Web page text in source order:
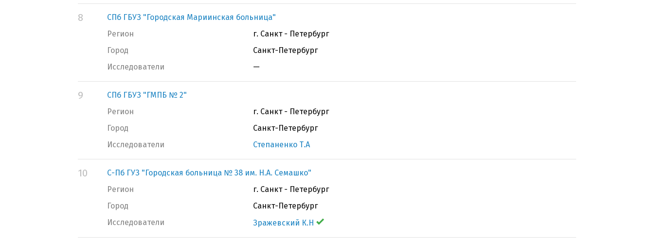
8
СПб ГБУЗ "Городская Мариинская больница"
Регион
г. Санкт - Петербург
Город
Санкт-Петербург
Исследователи
—
9
СПб ГБУЗ "ГМПБ № 2"
Регион
г. Санкт - Петербург
Город
Санкт-Петербург
Исследователи
Степаненко Т.А
10
С-Пб ГУЗ "Городская больница № 38 им. Н.А. Семашко"
Регион
г. Санкт - Петербург
Город
Санкт-Петербург
Исследователи
Зражевский К.Н